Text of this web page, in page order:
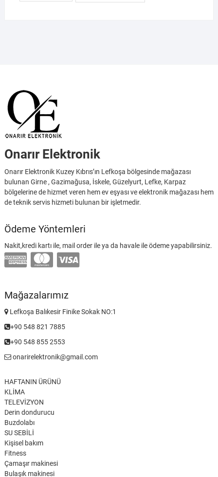
Onarır Elektronik
Onarır Elektronik Kuzey Kıbrıs’ın Lefkoşa bölgesinde mağazası
bulunan Girne , Gazimağusa, İskele, Güzelyurt, Lefke, Karpaz
bölgelerine de hizmet veren hem ev eşyası ve elektronik mağazası hem
de teknik servis hizmeti bulunan bir işletmedir.
Ödeme Yöntemleri
Nakit,kredi kartı ile, mail order ile ya da havale ile ödeme yapabilirsiniz.
Mağazalarımız
Lefkoşa Balıkesir Finike Sokak NO:1
+90 548 821 7885
+90 548 855 2553
onarirelektronik@gmail.com
HAFTANIN ÜRÜNÜ
KLİMA
TELEVİZYON
Derin dondurucu
Buzdolabı
SU SEBİLİ
Kişisel bakım
Fitness
Çamaşır makinesi
Bulaşık makinesi